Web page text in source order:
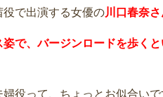
で出演する女優の川口春奈
姿で、バージンロードを歩く
役って、ちょっとお似合いで